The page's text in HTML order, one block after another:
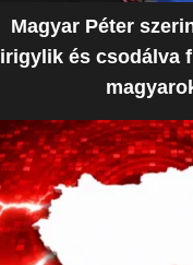
Magyar Péter
irigylik és csodálva